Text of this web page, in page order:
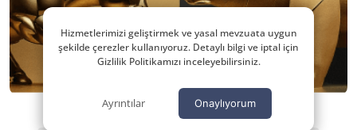
Hizmetlerimizi geliştirmek ve yasal mevzuata uygun
şekilde çerezler kullanıyoruz. Detaylı bilgi ve iptal için
Gizlilik Politikamızı inceleyebilirsiniz.
Ayrıntılar Onaylıyorum